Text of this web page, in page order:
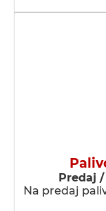
Predaj
Na predaj